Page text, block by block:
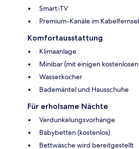
Smart-TV
Premium-Kanäle im
Komfortausstattung
Klimaanlage
Minibar (mit einigen
Wasserkocher
Bademäntel und Hausschuhe
Für erholsame Nächte
Verdunkelungsvorhänge
Babybetten (kostenlos)
Bettwäsche wird bereitgestellt